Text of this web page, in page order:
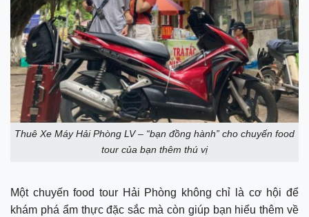
Thuê Xe Máy Hải Phòng LV – “bạn đồng hành” cho chuyến food
tour của bạn thêm thú vị
Một chuyến food tour Hải Phòng không chỉ là cơ hội để
khám phá ẩm thực đặc sắc mà còn giúp bạn hiểu thêm về